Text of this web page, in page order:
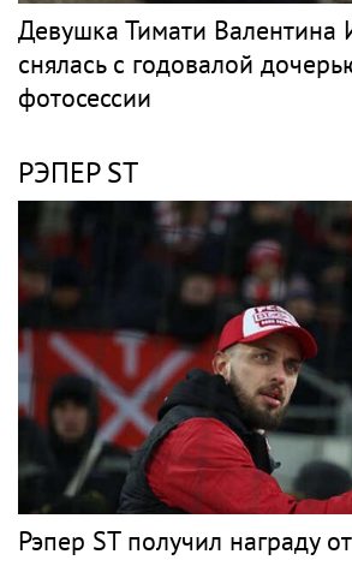
Девушка Тимати Валентина
снялась с годовалой
фотосессии
РЭПЕР ST
Рэпер ST получил награду